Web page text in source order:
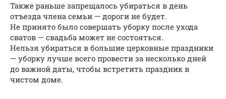
Также раньше запрещалось убираться в день
отъезда члена семьи — дороги не будет.
Не принято было совершать уборку после ухода
сватов — свадьба может не состояться.
Нельзя убираться в большие церковные праздники
— уборку лучше всего провести за несколько дней
до важной даты, чтобы встретить праздник в
чистом доме.